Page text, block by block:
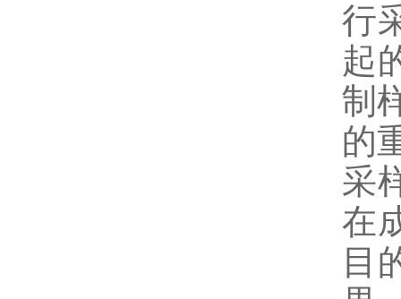
行
起
制
的
采
在
目